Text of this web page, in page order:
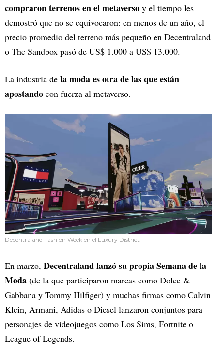
compraron terrenos en el metaverso y el tiempo les
demostró que no se equivocaron: en menos de un año, el
precio promedio del terreno más pequeño en Decentraland
o The Sandbox pasó de US$ 1.000 a US$ 13.000.
La industria de la moda es otra de las que están
apostando con fuerza al metaverso.
Decentraland Fashion Week en el Luxury District.
En marzo, Decentraland lanzó su propia Semana de la
Moda (de la que participaron marcas como Dolce &
Gabbana y Tommy Hilfiger) y muchas firmas como Calvin
Klein, Armani, Adidas o Diesel lanzaron conjuntos para
personajes de videojuegos como Los Sims, Fortnite o
League of Legends.